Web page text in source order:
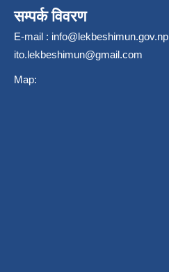
सम्पर्क विवरण
E-mail : info@lekbeshimun.gov.np
ito.lekbeshimun@gmail.com
Map: